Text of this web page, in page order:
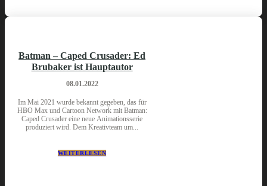
Batman – Caped Crusader: Ed
Brubaker ist Hauptautor
08.01.2022
Im Mai 2021 wurde bekannt gegeben, das für
HBO Max und Cartoon Network mit Batman:
Caped Crusader eine neue Animationsserie
produziert wird. Dem Kreativteam um...
WEITERLESEN